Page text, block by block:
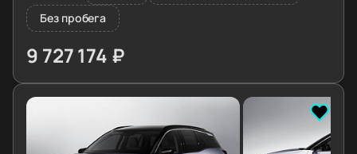
Без пробега
9 727 174 ₽
≈ 96 762€